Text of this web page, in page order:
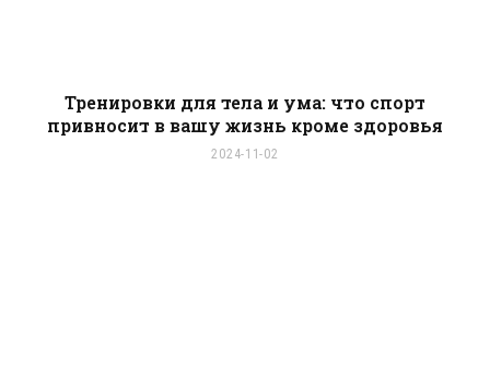
Тренировки для тела и ума: что спорт
привносит в вашу жизнь кроме здоровья
2024-11-02